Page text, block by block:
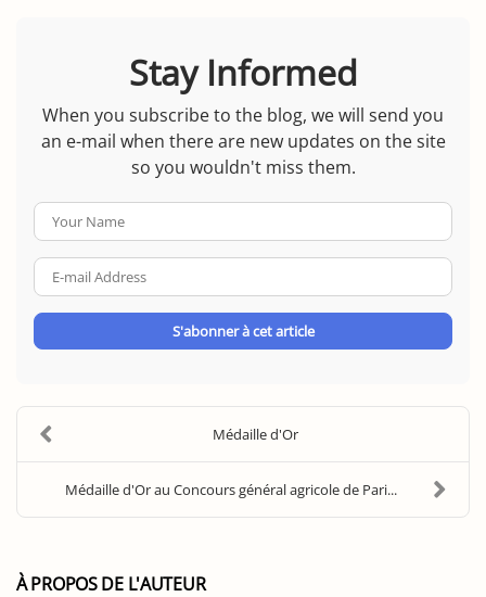
Stay Informed
When you subscribe to the blog, we will send you
an e-mail when there are new updates on the site
so you wouldn't miss them.
Name
mail
Address
S'abonner à cet article
Médaille d'Or
Médaille d'Or au Concours général agricole de Pari...
À PROPOS DE L'AUTEUR